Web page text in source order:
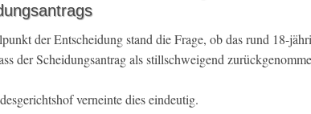
der Entscheidung stand die Frage, ob das rund 18-
der Scheidungsantrag als stillschweigend
verneinte dies eindeutig.